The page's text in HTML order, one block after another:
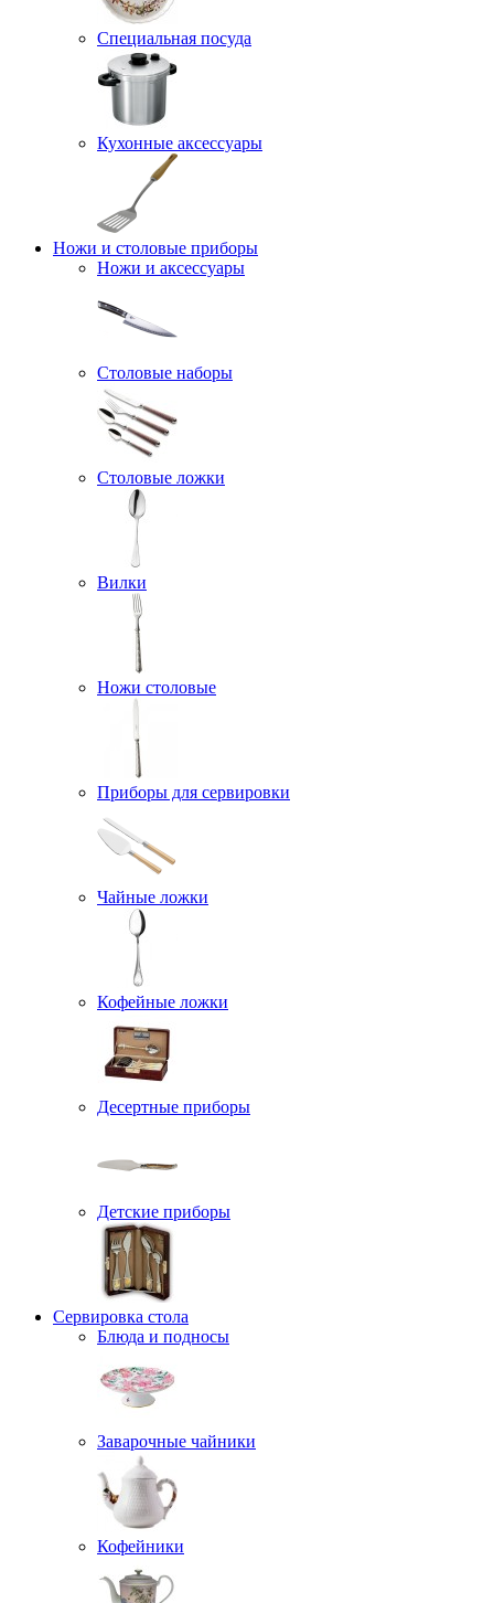
Специальная посуда
Кухонные аксессуары
Ножи и столовые приборы
Ножи и аксессуары
Столовые наборы
Столовые ложки
Вилки
Ножи столовые
Приборы для сервировки
Чайные ложки
Кофейные ложки
Десертные приборы
Детские приборы
Сервировка стола
Блюда и подносы
Заварочные чайники
Кофейники